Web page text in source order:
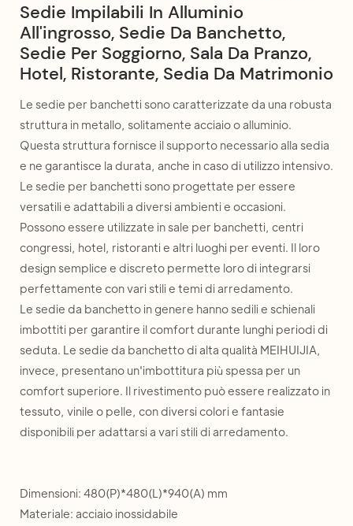
Sedie Impilabili In Alluminio
All'ingrosso, Sedie Da Banchetto,
Sedie Per Soggiorno, Sala Da Pranzo,
Hotel, Ristorante, Sedia Da Matrimonio
Le sedie per banchetti sono caratterizzate da una robusta
struttura in metallo, solitamente acciaio o alluminio.
Questa struttura fornisce il supporto necessario alla sedia
e ne garantisce la durata, anche in caso di utilizzo intensivo.
Le sedie per banchetti sono progettate per essere
versatili e adattabili a diversi ambienti e occasioni.
Possono essere utilizzate in sale per banchetti, centri
congressi, hotel, ristoranti e altri luoghi per eventi. Il loro
design semplice e discreto permette loro di integrarsi
perfettamente con vari stili e temi di arredamento.
Le sedie da banchetto in genere hanno sedili e schienali
imbottiti per garantire il comfort durante lunghi periodi di
seduta. Le sedie da banchetto di alta qualità MEIHUIJIA,
invece, presentano un'imbottitura più spessa per un
comfort superiore. Il rivestimento può essere realizzato in
tessuto, vinile o pelle, con diversi colori e fantasie
disponibili per adattarsi a vari stili di arredamento.
Dimensioni: 480(P)*480(L)*940(A) mm
Materiale: acciaio inossidabile